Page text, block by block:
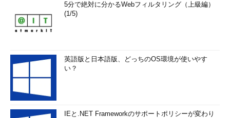
5分で絶対に分かるWebフィルタリング（上級編）
(1/5)
英語版と日本語版、どっちのOS環境が使いやす
い？
IEと.NET Frameworkのサポートポリシーが変わり